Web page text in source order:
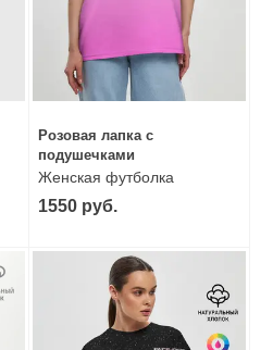
Розовая лапка с
подушечками
Женская футболка
оверсайз
1550 руб.